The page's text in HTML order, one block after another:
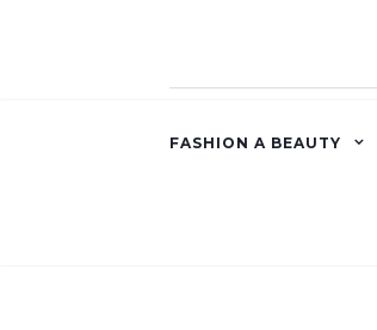
FASHION A BEAUTY